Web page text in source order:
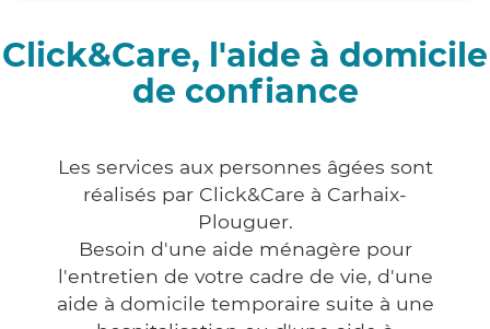
Click&Care, l'aide à domicile
de confiance
Les services aux personnes âgées sont
réalisés par Click&Care à Carhaix-
Plouguer.
Besoin d'une aide ménagère pour
l'entretien de votre cadre de vie, d'une
aide à domicile temporaire suite à une